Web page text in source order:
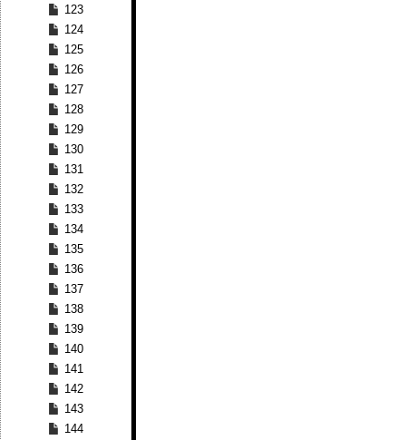
123
124
125
126
127
128
129
130
131
132
133
134
135
136
137
138
139
140
141
142
143
144